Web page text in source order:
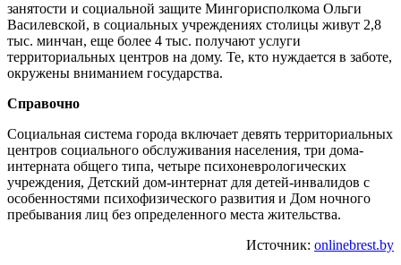
занятости и социальной защите Мингорисполкома Ольги
Василевской, в социальных учреждениях столицы живут 2,8
тыс. минчан, еще более 4 тыс. получают услуги
территориальных центров на дому. Те, кто нуждается в заботе,
окружены вниманием государства.
Справочно
Социальная система города включает девять территориальных
центров социального обслуживания населения, три дома-
интерната общего типа, четыре психоневрологических
учреждения, Детский дом-интернат для детей-инвалидов с
особенностями психофизического развития и Дом ночного
пребывания лиц без определенного места жительства.
Источник: onlinebrest.by